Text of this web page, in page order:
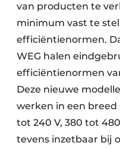
van producten te
minimum vast te
efficiëntienormen.
WEG halen
efficiëntienormen
Deze nieuwe
werken in een
tot 240 V, 380 tot
tevens inzetbaar bij